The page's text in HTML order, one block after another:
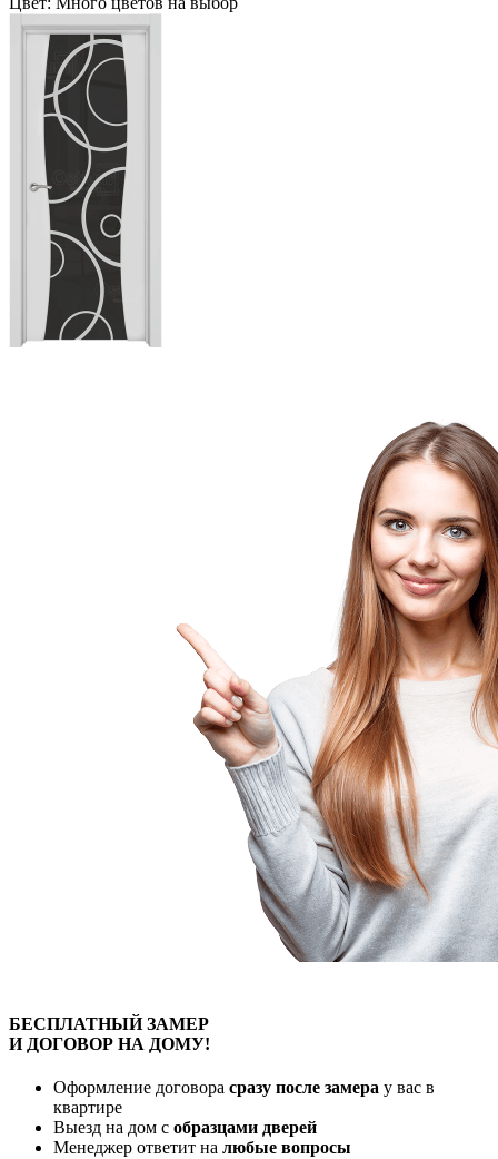
БЕСПЛАТНЫЙЗАМЕР
И ДОГОВОР НА ДОМУ!
Оформление договора сразу после замера у вас в
квартире
Выезд на дом с образцами дверей
Менеджер ответит на любые вопросы